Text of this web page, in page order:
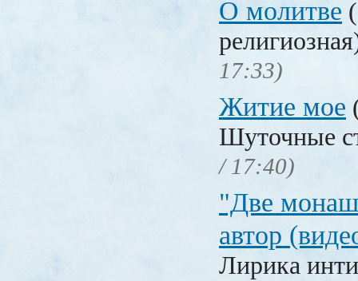
О молитве
17:33)
Житие мое
Шуточные
/ 17:40)
"Две
автор
Лирика